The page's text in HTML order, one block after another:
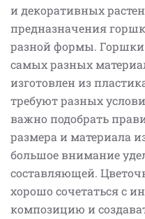
и декоративных
предназначения
разной формы. Горшки
самых разных
изготовлен из
требуют разных
важно подобрать
размера и материала
большое внимание
составляющей.
хорошо сочетаться с
композицию и